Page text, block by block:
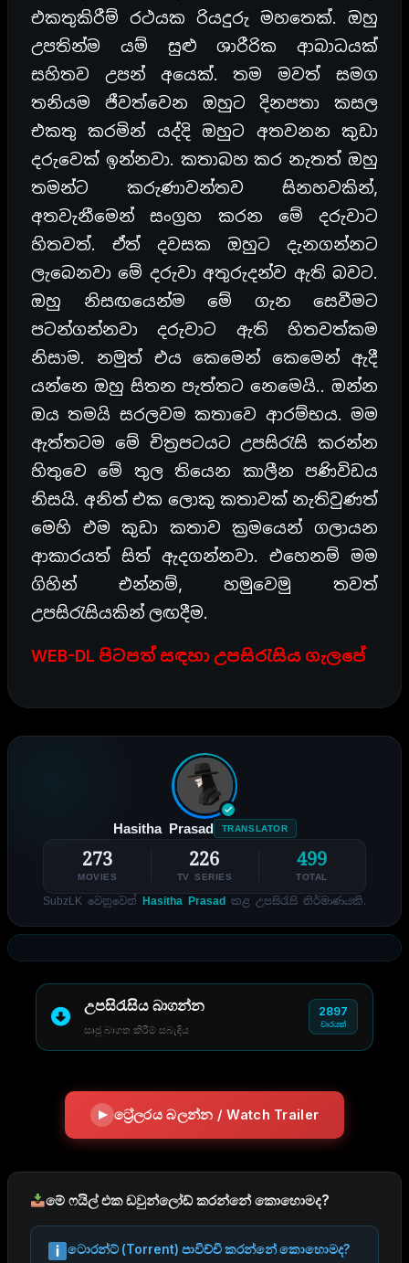
එකතුකිරීම් රථයක රියදුරු මහතෙක්. ඔහු
උපතින්ම යම් සුළු ශාරීරික ආබාධයක්
සහිතව උපන් අයෙක්. තම මවත් සමග
තනියම ජීවත්වෙන ඔහුට දිනපතා කසල
එකතු කරමින් යද්දි ඔහුට අතවනන කුඩා
දරුවෙක් ඉන්නවා. කතාබහ කර නැතත් ඔහු
තමන්ට කරුණාවන්තව සිනහවකින්,
අතවැනීමෙන් සංග්‍රහ කරන මේ දරුවාට
හිතවත්. ඒත් දවසක ඔහුට දැනගන්නට
ලැබෙනවා මේ දරුවා අතුරුදන්ව ඇති බවට.
ඔහු නිසඟයෙන්ම මේ ගැන සෙවීමට
පටන්ගන්නවා දරුවාට ඇති හිතවත්කම
නිසාම. නමුත් එය කෙමෙන් කෙමෙන් ඇදී
යන්නෙ ඔහු සිතන පැත්තට නෙමෙයි.. ඔන්න
ඔය තමයි සරලවම කතාවෙ ආරම්භය. මම
ඇත්තටම මේ චිත්‍රපටයට උපසිරැසි කරන්න
හිතුවෙ මේ තුල තියෙන කාලීන පණිවිඩය
නිසයි. අනිත් එක ලොකු කතාවක් නැතිවුණත්
මෙහි එම කුඩා කතාව ක්‍රමයෙන් ගලායන
ආකාරයත් සිත් ඇදගන්නවා. එහෙනම් මම
ගිහින් එන්නම්, හමුවෙමු තවත්
උපසිරැසියකින් ලඟදීම.
WEB-DL පිටපත් සඳහා උපසිරැසිය ගැලපේ
Hasitha Prasad TRANSLATOR
273
MOVIES
226
TV SERIES
499
TOTAL
SubzLK වෙනුවෙන් Hasitha Prasad කළ උපසිරැසි නිර්මාණයකි.
උපසිරැසිය බාගන්න
සෘජු බාගත කිරීම් සබැඳිය
2897
වාරයක්
ට්‍රේලරය බලන්න / Watch Trailer
මේ ෆයිල් එක ඩවුන්ලෝඩ් කරන්නේ කොහොමද?
ටොරන්ට් (Torrent) පාවිච්චි කරන්නේ කොහොමද?